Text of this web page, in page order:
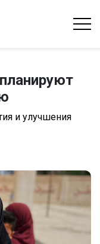
и улучшения